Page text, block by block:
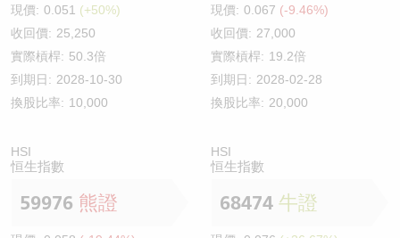
現價: 0.051 (+50%)
收回價: 25,250
實際槓桿: 50.3倍
到期日: 2028-10-30
換股比率: 10,000
現價: 0.067 (-9.46%)
收回價: 27,000
實際槓桿: 19.2倍
到期日: 2028-02-28
換股比率: 20,000
HSI
恒生指數
59976 熊證
HSI
恒生指數
68474 牛證